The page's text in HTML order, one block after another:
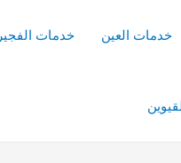
خدمات العين خدمات